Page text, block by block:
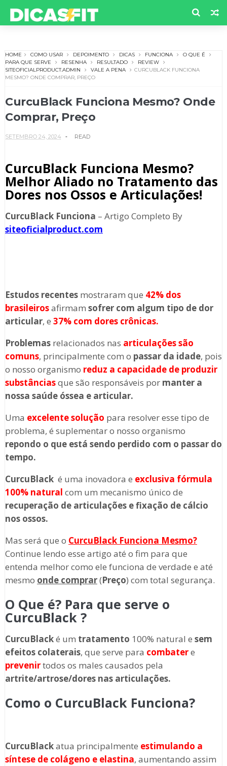
HOME COMO USAR DEPOIMENTO DICAS FUNCIONA
O QUE É
PARA QUE SERVE
RESENHA RESULTADO
REVIEW
SITEOFICIALPRODUCT.ADMIN
VALE A PENA
CURCUBLACK FUNCIONA
MESMO? ONDE COMPRAR, PREÇO
CurcuBlack Funciona Mesmo? Onde
Comprar, Preço
SETEMBRO 24, 2024 READ
CurcuBlack Funciona Mesmo?
Melhor Aliado no Tratamento das
Dores nos Ossos e Articulações!
CurcuBlack Funciona – Artigo Completo By
siteoficialproduct.com
Estudos recentesmostraram que 42% dos
brasileirosafirmam sofrer com algum tipo de dor
articular, e 37% com dores crônicas.
Problemasrelacionados nas articulações são
comuns, principalmente com o passar da idade, pois
o nosso organismo reduz a capacidade de produzir
substânciasque são responsáveis por manter a
nossa saúde óssea e articular.
Uma excelente solução para resolver esse tipo de
problema, é suplementar o nosso organismo
repondo o que está sendo perdido com o passar do
tempo.
CurcuBlacké uma inovadora e exclusiva fórmula
100% natural com um mecanismo único de
recuperação de articulações e fixação de cálcio
nos ossos.
Mas será que o CurcuBlackFunciona Mesmo?
Continue lendo esse artigo até o fim para que
entenda melhor como ele funciona de verdade e até
mesmo onde comprar(Preço) com total segurança.
O Que é? Para que serve o
CurcuBlack ?
CurcuBlacké um tratamento 100% natural e sem
efeitos colaterais, que serve para combatere
prevenirtodos os males causados pela
artrite/artrose/dores nas articulações.
Como o CurcuBlack Funciona?
CurcuBlackatua principalmente estimulando a
síntese de colágeno e elastina, aumentando assim